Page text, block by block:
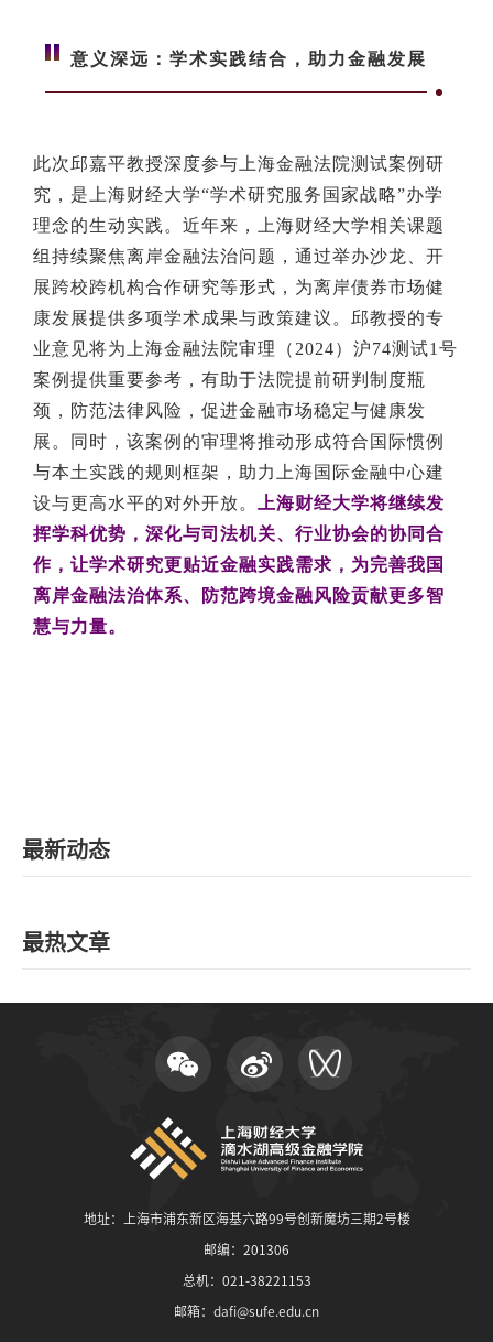
意义深远：学术实践结合，助力金融发展
此次邱嘉平教授深度参与上海金融法院测试案例研
究，是上海财经大学“学术研究服务国家战略”办学
理念的生动实践。近年来，上海财经大学相关课题
组持续聚焦离岸金融法治问题，通过举办沙龙、开
展跨校跨机构合作研究等形式，为离岸债券市场健
康发展提供多项学术成果与政策建议。邱教授的专
业意见将为上海金融法院审理（2024）沪74测试1号
案例提供重要参考，有助于法院提前研判制度瓶
颈，防范法律风险，促进金融市场稳定与健康发
展。同时，该案例的审理将推动形成符合国际惯例
与本土实践的规则框架，助力上海国际金融中心建
设与更高水平的对外开放。
上海财经大学将继续发
挥学科优势，深化与司法机关、行业协会的协同合
作，让学术研究更贴近金融实践需求，为完善我国
离岸金融法治体系、防范跨境金融风险贡献更多智
慧与力量。
最新动态
最热文章
地址：上海市浦东新区海基六路99号创新魔坊三期2号楼
邮编：201306
总机：021-38221153
邮箱： dafi@sufe.edu.cn